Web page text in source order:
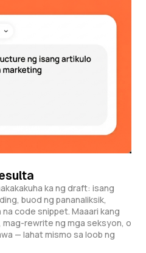
ka ng draft: isang
buod ng pananaliksik,
code snippet. Maaari kang
rewrite ng mga seksyon, o
— lahat mismo sa loob ng